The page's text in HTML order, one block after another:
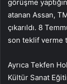
görüşme
atanan Assan,
çıkarıldı. 8
son teklif verme
Ayrıca Tekfen
Kültür Sanat